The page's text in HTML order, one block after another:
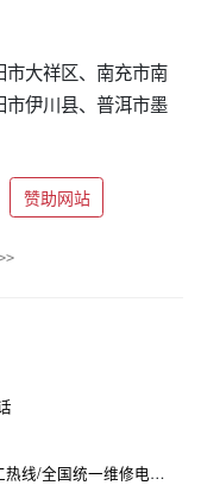
大祥区、南充市南
伊川县、普洱市墨
赞助网站
国统一维修电话是多少